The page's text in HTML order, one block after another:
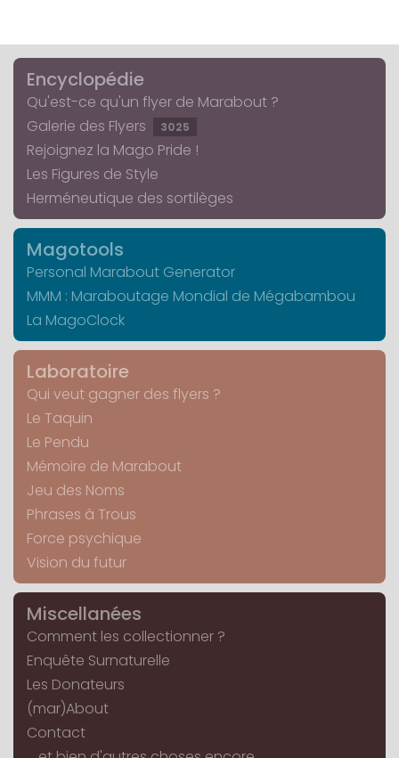
Encyclopédie
Qu'est-ce qu'un flyer de Marabout ?
Galerie des Flyers
3025
Rejoignez la Mago Pride !
Les Figures de Style
Herméneutique des sortilèges
Magotools
Personal Marabout Generator
MMM : Maraboutage Mondial de Mégabambou
La MagoClock
Laboratoire
Qui veut gagner des flyers ?
Le Taquin
Le Pendu
Mémoire de Marabout
Jeu des Noms
Phrases à Trous
Force psychique
Vision du futur
Miscellanées
Comment les collectionner ?
Enquête Surnaturelle
Les Donateurs
(mar)About
Contact